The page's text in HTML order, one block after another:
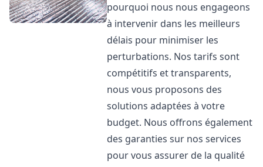
pourquoi nous nous engageons
à intervenir dans les meilleurs
délais pour minimiser les
perturbations. Nos tarifs sont
compétitifs et transparents,
nous vous proposons des
solutions adaptées à votre
budget. Nous offrons également
des garanties sur nos services
pour vous assurer de la qualité